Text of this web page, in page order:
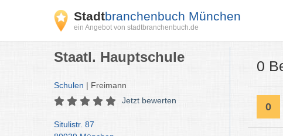
Stadtbranchenbuch München
ein Angebot von stadtbranchenbuch.de
Staatl. Hauptschule
Schulen | Freimann
Jetzt bewerten
Situlistr. 87
0
0